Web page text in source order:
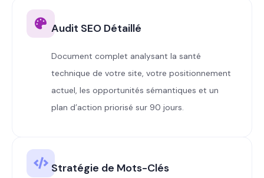
Audit SEO Détaillé
Document complet analysant la santé
technique de votre site, votre positionnement
actuel, les opportunités sémantiques et un
plan d’action priorisé sur 90 jours.
Stratégie de Mots-Clés